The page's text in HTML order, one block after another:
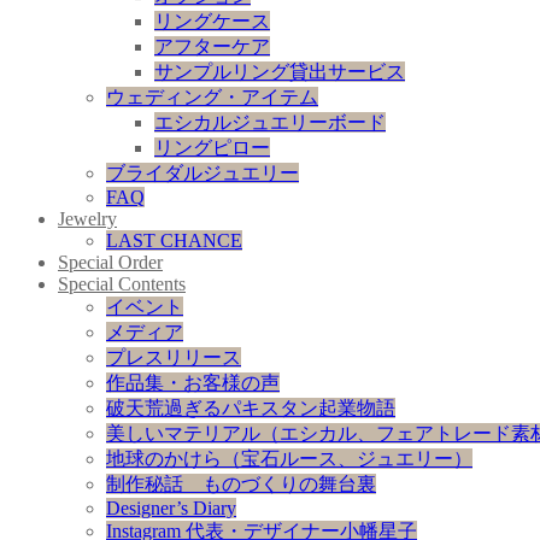
リングケース
アフターケア
サンプルリング貸出サービス
ウェディング・アイテム
エシカルジュエリーボード
リングピロー
ブライダルジュエリー
FAQ
Jewelry
LAST CHANCE
Special Order
Special Contents
イベント
メディア
プレスリリース
作品集・お客様の声
破天荒過ぎるパキスタン起業物語
美しいマテリアル（エシカル、フェアトレード素
地球のかけら（宝石ルース、ジュエリー）
制作秘話 ものづくりの舞台裏
Designer’s Diary
Instagram 代表・デザイナー小幡星子